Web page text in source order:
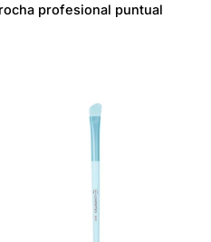
profesional puntual